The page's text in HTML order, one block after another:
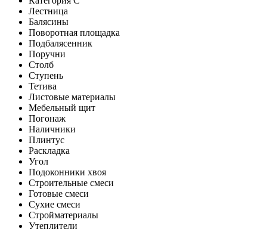
Лестница
Балясины
Поворотная площадка
Подбалясенник
Поручни
Столб
Ступень
Тетива
Листовые материалы
Мебельный щит
Погонаж
Наличники
Плинтус
Раскладка
Угол
Подоконники хвоя
Строительные смеси
Готовые смеси
Сухие смеси
Стройматериалы
Утеплители